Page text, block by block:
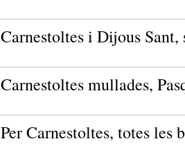
Carnestoltes i Dijous Sant,
Carnestoltes mullades,
Per Carnestoltes, totes les